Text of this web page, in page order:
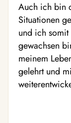
Auch ich bin
Situationen
und ich
gewachsen
meinem
gelehrt und